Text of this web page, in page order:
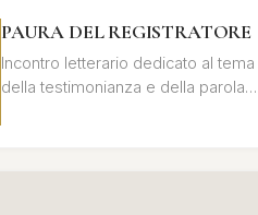
PAURA DEL REGISTRATORE
Incontro letterario dedicato al tema
della testimonianza e della parola